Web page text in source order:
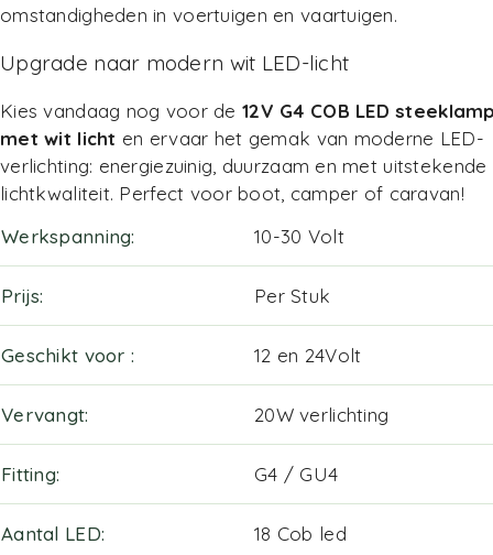
omstandigheden in voertuigen en vaartuigen.
Upgrade naar modern wit LED-licht
Kies vandaag nog voor de 12V G4 COB LED
met wit licht en ervaar het gemak van moderne LED-
verlichting: energiezuinig, duurzaam en met uitstekende
lichtkwaliteit. Perfect voor boot, camper of caravan!
Werkspanning
10-30 Volt
Prijs Per Stuk
Geschikt voor 12 en 24Volt
Vervangt 20W verlichting
Fitting G4 / GU4
Aantal LED 18 Cob led